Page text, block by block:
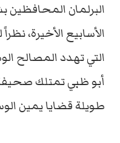
البرلمان المحافظين
الأسابيع الأخيرة،
التي تهدد المصالح
أبو ظبي تمتلك
طويلة قضايا يمين